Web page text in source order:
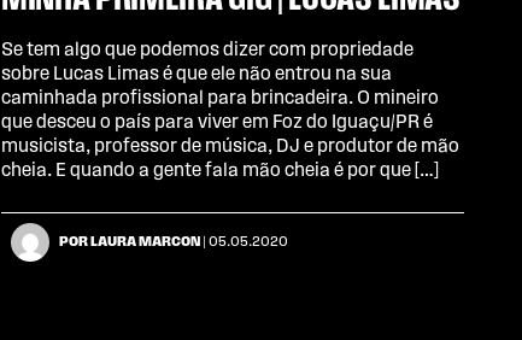
Se tem algo que podemos dizer com propriedade
sobre Lucas Limas é que ele não entrou na sua
caminhada profissional para brincadeira. O mineiro
que desceu o país para viver em Foz do Iguaçu/PR é
musicista, professor de música, DJ e produtor de mão
cheia. E quando a gente fala mão cheia é por que […]
POR LAURA MARCON | 05.05.2020